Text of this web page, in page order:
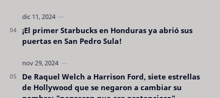
¡El primer Starbucks en Honduras ya abrió sus
puertas en San Pedro Sula!
De Raquel Welch a Harrison Ford, siete estrellas
de Hollywood que se negaron a cambiar su